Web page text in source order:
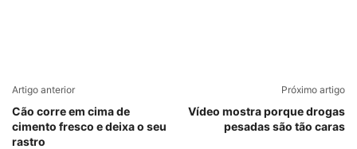
Artigo anterior
Cão corre em cima de
cimento fresco e deixa o seu
rastro
Próximo artigo
Vídeo mostra porque drogas
pesadas são tão caras